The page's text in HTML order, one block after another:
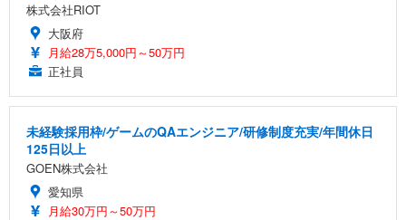
株式会社RIOT
大阪府
月給28万5,000円～50万円
正社員
未経験採用枠/ゲームのQAエンジニア/研修制度充実/年間休日
125日以上
GOEN株式会社
愛知県
月給30万円～50万円